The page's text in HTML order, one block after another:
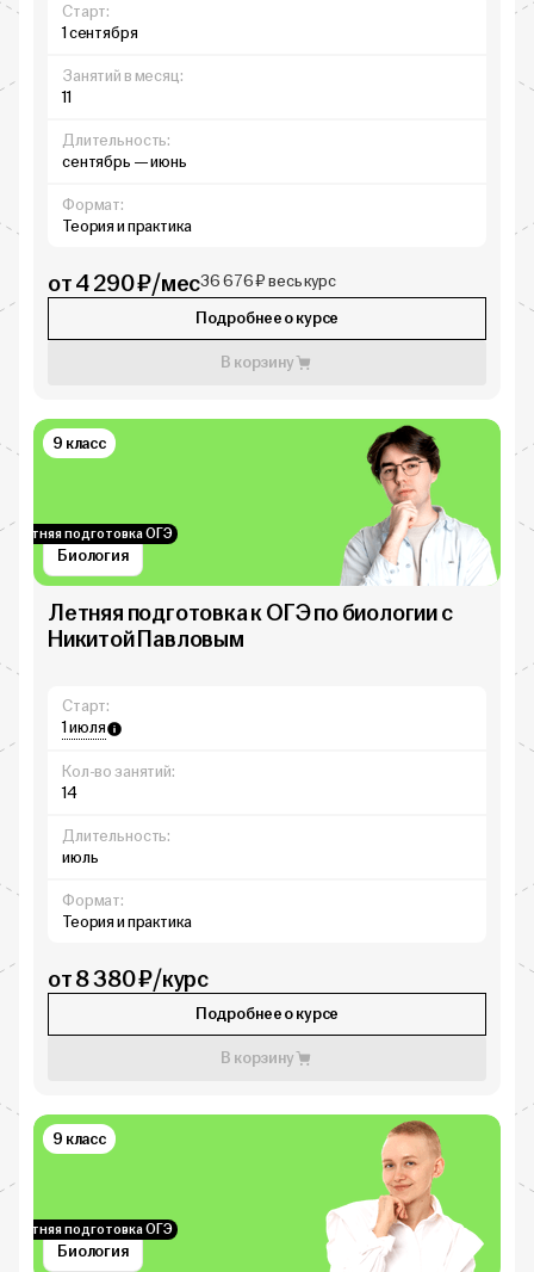
Старт:
1 сентября
Занятий в месяц:
11
Длительность:
сентябрь — июнь
Формат:
Теория и практика
от 4 290 ₽/мес36 676 ₽ весь курс
Подробнее о курсе
В корзину
Биология
Летняя подготовка ОГЭ
9 класс
Летняя подготовка к ОГЭ по биологии с
Никитой Павловым
Старт:
1 июля
Кол-во занятий:
14
Длительность:
июль
Формат:
Теория и практика
от 8 380 ₽/курс
Подробнее о курсе
В корзину
Биология
Летняя подготовка ОГЭ
9 класс